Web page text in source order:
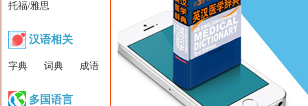
托福/雅思
汉语相关
字典 词典 成语
多国语言